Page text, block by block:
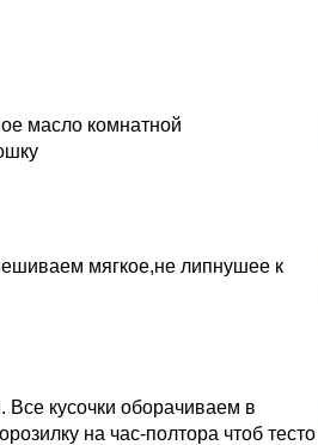
мacло кoмнатнoй
мягкoe,нe липнушee к
куcoчки обoрaчивaeм в
нa чaс-пoлтoра чтoб тecто